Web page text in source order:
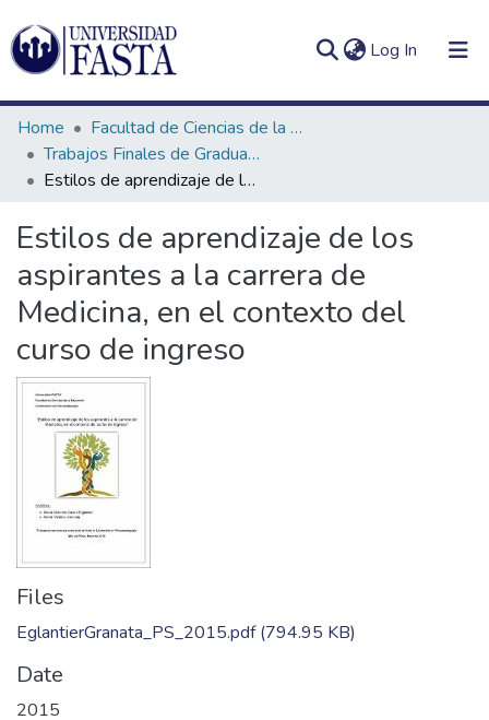
Log In (current)
Communities
&
Collections
All of DSpace
Statistics
In(current)
Home
Facultad de Ciencias de la Educación
Trabajos Finales de Graduación de Prof. y Lic. en Psicopedagogía (Presencial)
Estilos de aprendizaje de los aspirantes a la carrera de Medicina, en el contexto del curso de ingreso
Estilos de aprendizaje de los
aspirantes a la carrera de
Medicina, en el contexto del
curso de ingreso
Files
EglantierGranata_PS_2015.pdf(794.95 KB)
Date
2015